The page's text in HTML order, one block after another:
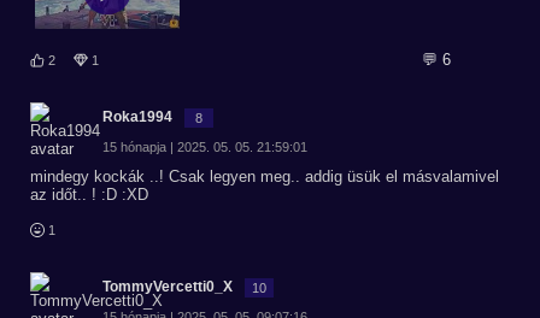
2 1 💬 6
Roka1994 8
15 hónapja | 2025. 05. 05. 21:59:01
mindegy kockák ..! Csak legyen meg.. addig üsük el másvalamivel
az időt.. ! :D :XD
1
TommyVercetti0_X 10